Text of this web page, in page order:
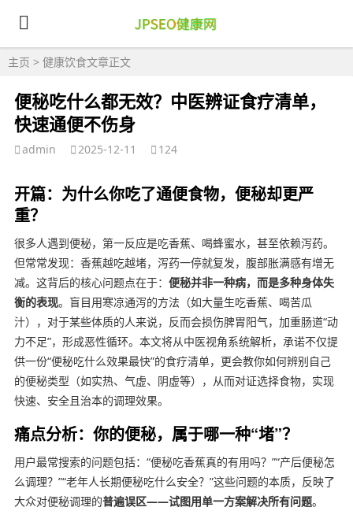
主页 > 健康饮食文章正文
便秘吃什么都无效？中医辨证食疗清单，
快速通便不伤身
admin 2025-12-11 124
开篇：为什么你吃了通便食物，便秘却更严
重？
很多人遇到便秘，第一反应是吃香蕉、喝蜂蜜水，甚至依赖泻药。
但常常发现：香蕉越吃越堵，泻药一停就复发，腹部胀满感有增无
减。这背后的核心问题点在于： 便秘并非一种病，而是多种身体失
衡的表现。盲目用寒凉通泻的方法（如大量生吃香蕉、喝苦瓜
汁），对于某些体质的人来说，反而会损伤脾胃阳气，加重肠道“动
力不足”，形成恶性循环。本文将从中医视角系统解析，承诺不仅提
供一份“便秘吃什么效果最快”的食疗清单，更会教你如何辨别自己
的便秘类型（如实热、气虚、阴虚等），从而对证选择食物，实现
快速、安全且治本的调理效果。
痛点分析：你的便秘，属于哪一种“堵”？
用户最常搜索的问题包括：“便秘吃香蕉真的有用吗？”“产后便秘怎
么调理？”“老年人长期便秘吃什么安全？”这些问题的本质，反映了
大众对便秘调理的普遍误区——试图用单一方案解决所有问题。